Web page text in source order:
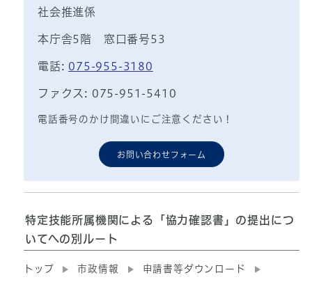
社会推進係
本庁舎5階 窓口番号53
電話: 075-955-3180
ファクス: 075-951-5410
電話番号のかけ間違いにご注意ください！
お問い合わせフォーム
特定技能所属機関による「協力確認書」の提出につ
いてへの別ルート
トップ 市政情報
申請書等ダウンロード